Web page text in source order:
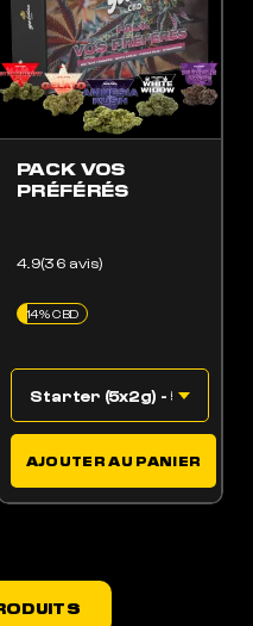
AJOUTER AU PANIER
PACK VOS
PRÉFÉRÉS
14% CBD
4.9(36 avis)